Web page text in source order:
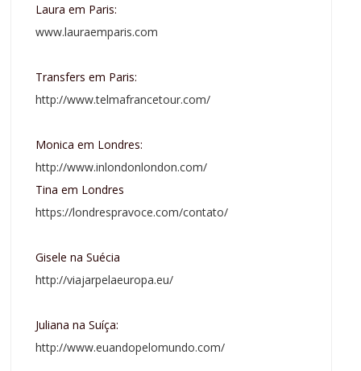
Laura em Paris:
www.lauraemparis.com
Transfers em Paris:
http://www.telmafrancetour.com/
Monica em Londres:
http://www.inlondonlondon.com/
Tina em Londres
https://londrespravoce.com/contato/
Gisele na Suécia
http://viajarpelaeuropa.eu/
Juliana na Suíça:
http://www.euandopelomundo.com/